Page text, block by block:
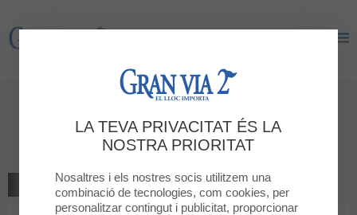
Gran Via 2
Objectes perduts
Servei
TOTS ELS SERVEIS
LA TEVA PRIVACITAT ÉS LA
NOSTRA PRIORITAT
Nosaltres i els nostres socis utilitzem una
combinació de tecnologies, com cookies, per
personalitzar contingut i publicitat, proporcionar